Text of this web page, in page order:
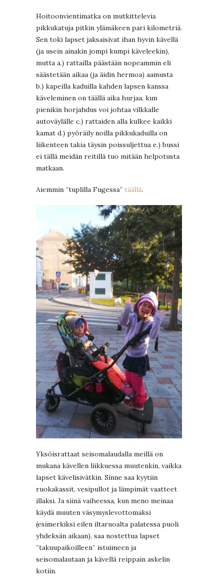
Hoitoonvientimatka on mutkittelevia
pikkukatuja pitkin ylämäkeen pari kilometriä.
Sen toki lapset jaksaisivat ihan hyvin kävellä
(ja usein ainakin jompi kumpi käveleekin),
mutta a.) rattailla päästään nopeammin eli
säästetään aikaa (ja äidin hermoa) aamusta
b.) kapeilla kaduilla kahden lapsen kanssa
käveleminen on täällä aika hurjaa, kun
pienikin horjahdus voi johtaa vilkkalle
autoväylälle c.) rattaiden alla kulkee kaikki
kamat d.) pyöräily noilla pikkukaduilla on
liikenteen takia täysin poissuljettua e.) bussi
ei tällä meidän reitillä tuo mitään helpotusta
matkaan.
Aiemmin ”tuplilla Fugessa” täällä.
Yksöisrattaat seisomalaudalla meillä on
mukana kävellen liikkuessa muutenkin, vaikka
lapset kävelisivätkin. Sinne saa kyytiin
ruokakassit, vesipullot ja lämpimät vaatteet
illaksi. Ja siinä vaiheessa, kun meno meinaa
käydä muuten väsymyslevottomaksi
(esimerkiksi eilen iltaruoalta palatessa puoli
yhdeksän aikaan), saa nostettua lapset
”takuupaikoilleen” istuimeen ja
seisomalautaan ja kävellä reippain askelin
kotiin.